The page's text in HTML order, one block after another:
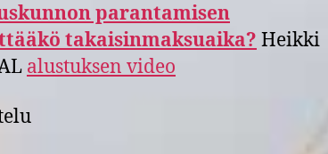
parantamisen
takaisinmaksuaika? Heikki
alustuksen video